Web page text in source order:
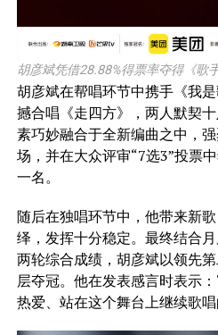
胡彦斌凭借28.88%得票率夺得《歌
胡彦斌在帮唱环节中携手《我
撼合唱《走四方》，两人默契
素巧妙融合于全新编曲之中，
场，并在大众评审“7选3”投票
一名。
随后在独唱环节中，他带来新
绎，发挥十分稳定。最终结合
两轮综合成绩，胡彦斌以领先
层夺冠。他在发表感言时表示
热爱、站在这个舞台上继续歌